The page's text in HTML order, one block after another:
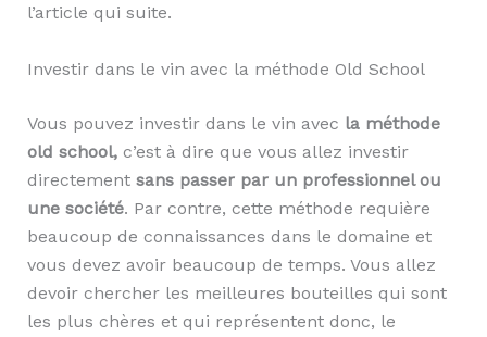
l’article qui suite.
Investir dans le vin avec la méthode Old School
Vous pouvez investir dans le vin avec la méthode
old school, c’est à dire que vous allez investir
directement sans passer par un professionnel ou
une société. Par contre, cette méthode requière
beaucoup de connaissances dans le domaine et
vous devez avoir beaucoup de temps. Vous allez
devoir chercher les meilleures bouteilles qui sont
les plus chères et qui représentent donc, le